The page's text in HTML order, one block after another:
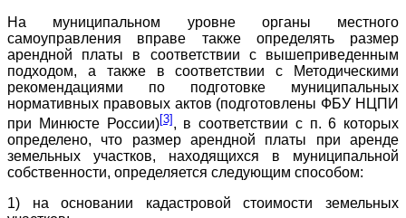
На муниципальном уровне органы местного
самоуправления вправе также определять размер
арендной платы в соответствии с вышеприведенным
подходом, а также в соответствии с Методическими
рекомендациями по подготовке муниципальных
нормативных правовых актов (подготовлены ФБУ НЦПИ
при Минюсте России)[3], в соответствии с п. 6 которых
определено, что размер арендной платы при аренде
земельных участков, находящихся в муниципальной
собственности, определяется следующим способом:
1) на основании кадастровой стоимости земельных